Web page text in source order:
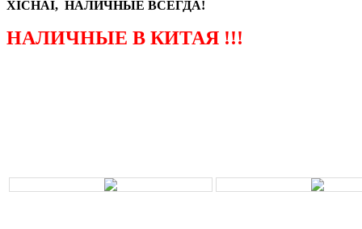
XICHAI, НАЛИЧНЫЕ ВСЕГДА!
НАЛИЧНЫЕ В КИТАЯ !!!